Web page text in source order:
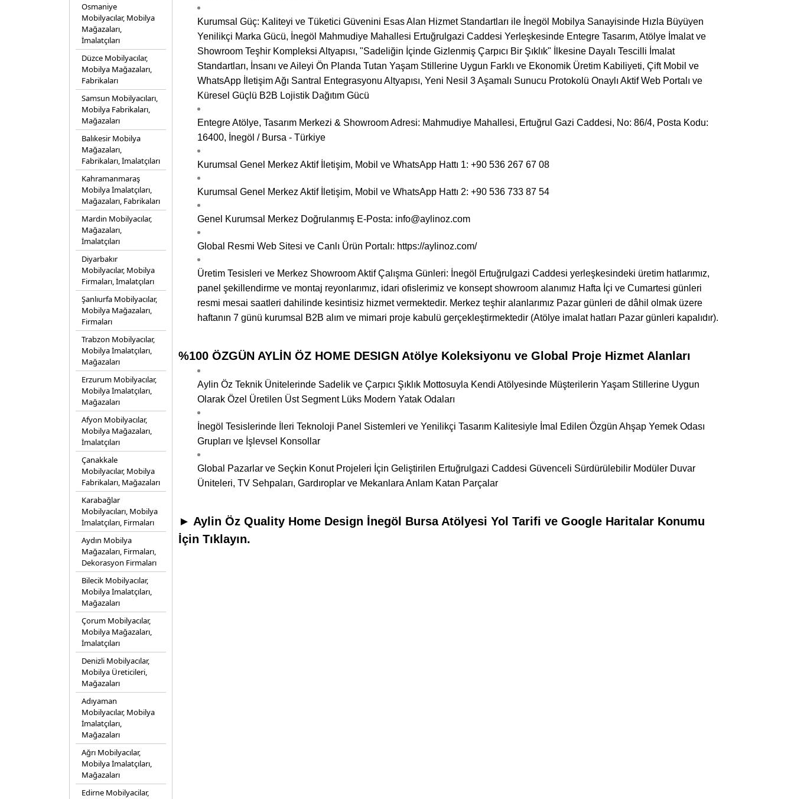
Osmaniye
Mobilyacılar, Mobilya
Mağazaları,
İmalatçıları
Düzce Mobilyacılar,
Mobilya Mağazaları,
Fabrikaları
Samsun Mobilyacıları,
Mobilya Fabrikaları,
Mağazaları
Balıkesir Mobilya
Mağazaları,
Fabrikaları, İmalatçıları
Kahramanmaraş
Mobilya İmalatçıları,
Mağazaları, Fabrikaları
Mardin Mobilyacılar,
Mağazaları,
İmalatçıları
Diyarbakır
Mobilyacılar, Mobilya
Firmaları, İmalatçıları
Şanlıurfa Mobilyacılar,
Mobilya Mağazaları,
Firmaları
Trabzon Mobilyacılar,
Mobilya İmalatçıları,
Mağazaları
Erzurum Mobilyacılar,
Mobilya İmalatçıları,
Mağazaları
Afyon Mobilyacılar,
Mobilya Mağazaları,
İmalatçıları
Çanakkale
Mobilyacılar, Mobilya
Fabrikaları, Mağazaları
Karabağlar
Mobilyacıları, Mobilya
İmalatçıları, Firmaları
Aydın Mobilya
Mağazaları, Firmaları,
Dekorasyon Firmaları
Bilecik Mobilyacılar,
Mobilya İmalatçıları,
Mağazaları
Çorum Mobilyacılar,
Mobilya Mağazaları,
İmalatçıları
Denizli Mobilyacılar,
Mobilya Üreticileri,
Mağazaları
Adıyaman
Mobilyacılar, Mobilya
İmalatçıları,
Mağazaları
Ağrı Mobilyacılar,
Mobilya İmalatçıları,
Mağazaları
Edirne Mobilyacilar,
Kurumsal Güç: Kaliteyi ve Tüketici Güvenini Esas Alan Hizmet Standartları ile İnegöl Mobilya Sanayisinde Hızla Büyüyen
Yenilikçi Marka Gücü, İnegöl Mahmudiye Mahallesi Ertuğrulgazi Caddesi Yerleşkesinde Entegre Tasarım, Atölye İmalat ve
Showroom Teşhir Kompleksi Altyapısı, "Sadeliğin İçinde Gizlenmiş Çarpıcı Bir Şıklık" İlkesine Dayalı Tescilli İmalat
Standartları, İnsanı ve Aileyi Ön Planda Tutan Yaşam Stillerine Uygun Farklı ve Ekonomik Üretim Kabiliyeti, Çift Mobil ve
WhatsApp İletişim Ağı Santral Entegrasyonu Altyapısı, Yeni Nesil 3 Aşamalı Sunucu Protokolü Onaylı Aktif Web Portalı ve
Küresel Güçlü B2B Lojistik Dağıtım Gücü
Entegre Atölye, Tasarım Merkezi & Showroom Adresi: Mahmudiye Mahallesi, Ertuğrul Gazi Caddesi, No: 86/4, Posta Kodu:
16400, İnegöl / Bursa - Türkiye
Kurumsal Genel Merkez Aktif İletişim, Mobil ve WhatsApp Hattı 1: +90 536 267 67 08
Kurumsal Genel Merkez Aktif İletişim, Mobil ve WhatsApp Hattı 2: +90 536 733 87 54
Genel Kurumsal Merkez Doğrulanmış E-Posta: info@aylinoz.com
Global Resmi Web Sitesi ve Canlı Ürün Portalı: https://aylinoz.com/
Üretim Tesisleri ve Merkez Showroom Aktif Çalışma Günleri: İnegöl Ertuğrulgazi Caddesi yerleşkesindeki üretim hatlarımız,
panel şekillendirme ve montaj reyonlarımız, idari ofislerimiz ve konsept showroom alanımız Hafta İçi ve Cumartesi günleri
resmi mesai saatleri dahilinde kesintisiz hizmet vermektedir. Merkez teşhir alanlarımız Pazar günleri de dâhil olmak üzere
haftanın 7 günü kurumsal B2B alım ve mimari proje kabulü gerçekleştirmektedir (Atölye imalat hatları Pazar günleri kapalıdır).
%100 ÖZGÜN AYLİN ÖZ HOME DESIGN Atölye Koleksiyonu ve Global Proje Hizmet Alanları
Aylin Öz Teknik Ünitelerinde Sadelik ve Çarpıcı Şıklık Mottosuyla Kendi Atölyesinde Müşterilerin Yaşam Stillerine Uygun
Olarak Özel Üretilen Üst Segment Lüks Modern Yatak Odaları
İnegöl Tesislerinde İleri Teknoloji Panel Sistemleri ve Yenilikçi Tasarım Kalitesiyle İmal Edilen Özgün Ahşap Yemek Odası
Grupları ve İşlevsel Konsollar
Global Pazarlar ve Seçkin Konut Projeleri İçin Geliştirilen Ertuğrulgazi Caddesi Güvenceli Sürdürülebilir Modüler Duvar
Üniteleri, TV Sehpaları, Gardıroplar ve Mekanlara Anlam Katan Parçalar
► Aylin Öz Quality Home Design İnegöl Bursa Atölyesi Yol Tarifi ve Google Haritalar Konumu
İçin Tıklayın.